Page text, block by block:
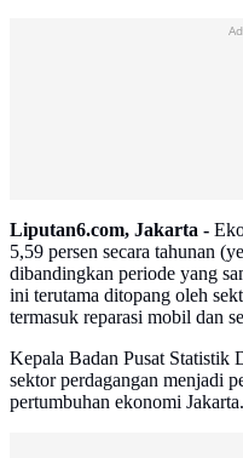
Liputan6.com, Jakarta -
5,59 persen secara tahunan
dibandingkan periode yang
ini terutama ditopang oleh
termasuk reparasi mobil dan
Kepala Badan Pusat Statistik
sektor perdagangan menjadi
pertumbuhan ekonomi Jakarta.